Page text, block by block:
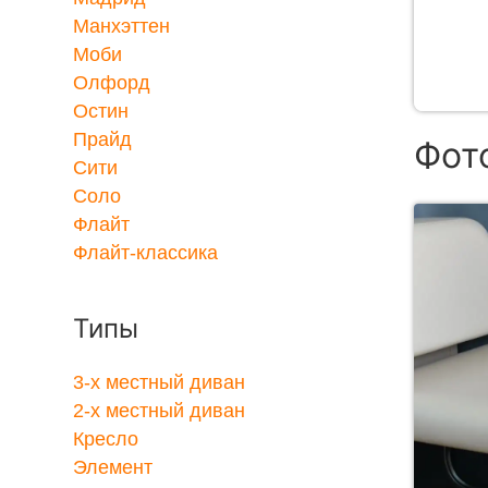
Манхэттен
Моби
Олфорд
Остин
Прайд
Сити
Соло
Флайт
Флайт-классика
Типы
3-x местный диван
2-x местный диван
Кресло
Элемент